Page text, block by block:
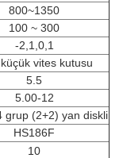
800~1350
100 ~ 300
-2,1,0,1
vites kutusu
5.5
5.00-12
grup (2+2) yan diskli
HS186F
10